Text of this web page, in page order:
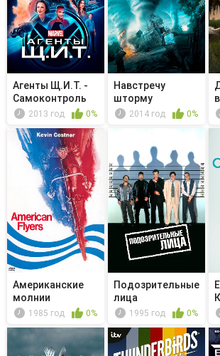
Агенты Щ.И.Т. -
Самоконтроль
2013 год 0%
Навстречу
шторму
2014 год 0%
Американские
молнии
1985 год 0%
Подозрительные
лица
1995 год 0%